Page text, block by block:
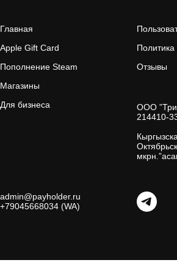
Главная
Apple Gift Card
Пополнение Steam
Магазины
Для бизнеса
Отзывы
ООО
214410-
admin@payholder.ru
+79045668034 (WA)